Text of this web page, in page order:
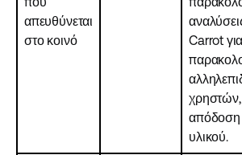
απευθύνεται
στο κοινό
Carrot
απόδοση
υλικού.